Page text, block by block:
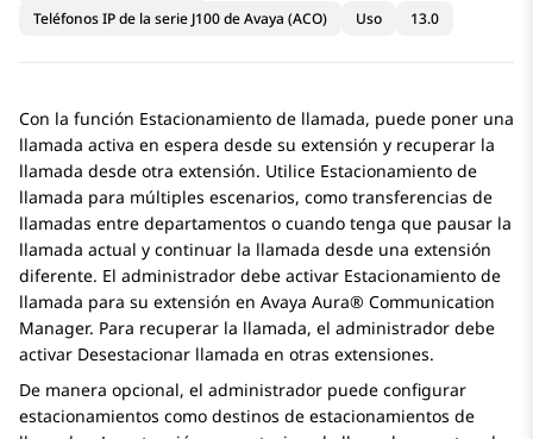
Teléfonos IP de la serie J100 de Avaya (ACO)
Uso 13.0
Con la función Estacionamiento de llamada, puede poner una
llamada activa en espera desde su extensión y recuperar la
llamada desde otra extensión. Utilice Estacionamiento de
llamada para múltiples escenarios, como transferencias de
llamadas entre departamentos o cuando tenga que pausar la
llamada actual y continuar la llamada desde una extensión
diferente. El administrador debe activar Estacionamiento de
llamada para su extensión en Avaya Aura® Communication
Manager. Para recuperar la llamada, el administrador debe
activar Desestacionar llamada en otras extensiones.
De manera opcional, el administrador puede configurar
estacionamientos como destinos de estacionamientos de